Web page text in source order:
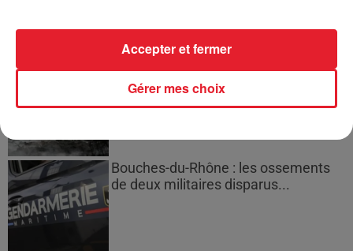
plusieurs semaines avant
l'extinction...
Bouches-du-Rhône : les ossements
de deux militaires disparus...
Gérer mes choix
Accepter et fermer